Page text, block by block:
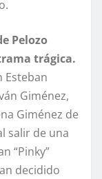
Pelozo
trágica.
Esteban
Giménez,
Giménez de
salir de una
“Pinky”
decidido